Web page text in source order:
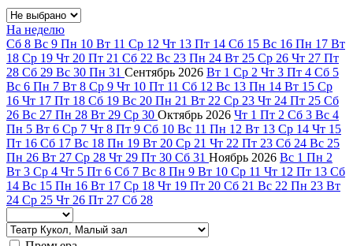
На неделю
Сб 8 Вс 9 Пн 10 Вт 11 Ср 12 Чт 13 Пт 14 Сб 15 Вс 16 Пн 17 Вт
18 Ср 19 Чт 20 Пт 21 Сб 22 Вс 23 Пн 24 Вт 25 Ср 26 Чт 27 Пт
28 Сб 29 Вс 30 Пн 31 Сентябрь 2026 Вт 1 Ср 2 Чт 3 Пт 4 Сб 5
Вс 6 Пн 7 Вт 8 Ср 9 Чт 10 Пт 11 Сб 12 Вс 13 Пн 14 Вт 15 Ср
16 Чт 17 Пт 18 Сб 19 Вс 20 Пн 21 Вт 22 Ср 23 Чт 24 Пт 25 Сб
26 Вс 27 Пн 28 Вт 29 Ср 30 Октябрь 2026 Чт 1 Пт 2 Сб 3 Вс 4
Пн 5 Вт 6 Ср 7 Чт 8 Пт 9 Сб 10 Вс 11 Пн 12 Вт 13 Ср 14 Чт 15
Пт 16 Сб 17 Вс 18 Пн 19 Вт 20 Ср 21 Чт 22 Пт 23 Сб 24 Вс 25
Пн 26 Вт 27 Ср 28 Чт 29 Пт 30 Сб 31 Ноябрь 2026 Вс 1 Пн 2
Вт 3 Ср 4 Чт 5 Пт 6 Сб 7 Вс 8 Пн 9 Вт 10 Ср 11 Чт 12 Пт 13 Сб
14 Вс 15 Пн 16 Вт 17 Ср 18 Чт 19 Пт 20 Сб 21 Вс 22 Пн 23 Вт
24 Ср 25 Чт 26 Пт 27 Сб 28